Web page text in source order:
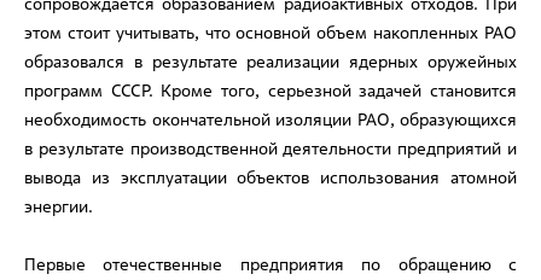
этом стоит учитывать, что основной объем накопленных РАО
образовался в результате реализации ядерных оружейных
программ СССР. Кроме того, серьезной задачей становится
необходимость окончательной изоляции РАО, образующихся
в результате производственной деятельности предприятий и
вывода из эксплуатации объектов использования атомной
энергии.
Первые отечественные предприятия по обращению с